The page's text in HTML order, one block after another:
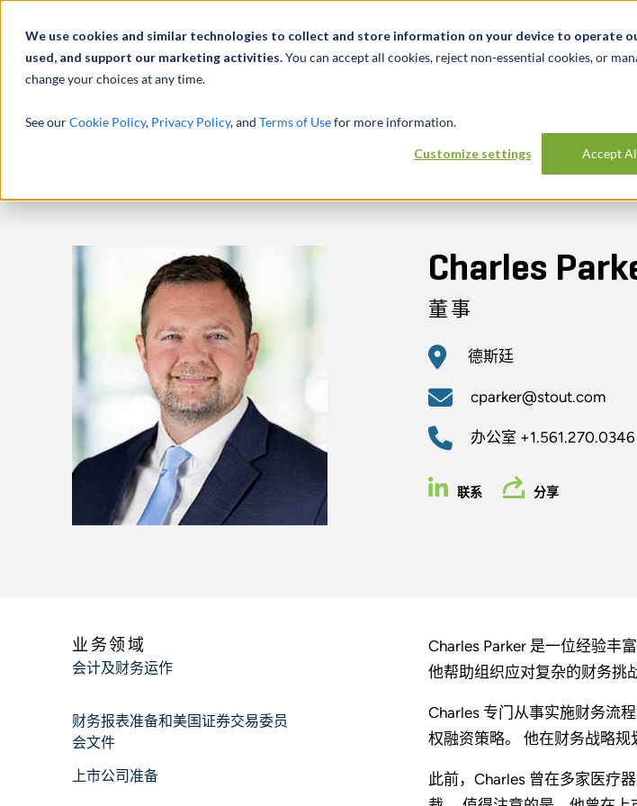
We use cookies and similar technologies to collect and store information on your device to operate
used, and support our marketing activities.You can accept all cookies, reject non-essential cookies, or
change your choices at any time.
See ourCookie Policy, Privacy Policy, and Terms of Usefor more information.
Customize settings Accept
Charles
董事
德斯廷
cparker@stout.com
办公室 +1.561.270.0346
联系 分享
Charles Parker 是一位经验丰
他帮助组织应对复杂的财务挑
Charles 专门从事实施财务流
权融资策略。 他在财务战略规
此前，Charles 曾在多家医疗
业务领域
会计及财务运作
财务报表准备和美国证券交易委员
会文件
上市公司准备